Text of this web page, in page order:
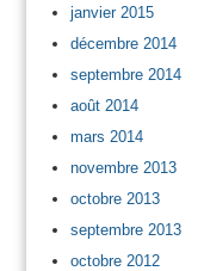
janvier 2015
décembre 2014
septembre 2014
août 2014
mars 2014
novembre 2013
octobre 2013
septembre 2013
octobre 2012